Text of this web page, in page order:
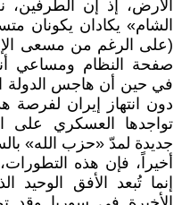
الأرض، إذ إن الطرفين،
الشام» يكادان يكونان
(على الرغم من مسعى
صفحة النظام ومساعي
في حين أن هاجس الدولة
دون انتهاز إيران لفرصة
تواجدها العسكري على
جديدة لمدّ «حزب الله»
أخيراً، فإن هذه التطورات،
إنما تُبعد الأفق